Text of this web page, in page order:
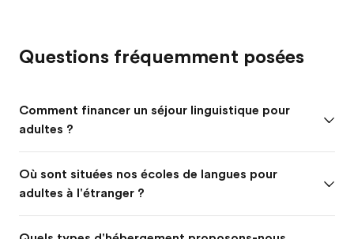
Questions fréquemment posées
Comment financer un séjour linguistique pour
adultes ?
Où sont situées nos écoles de langues pour
adultes à l'étranger ?